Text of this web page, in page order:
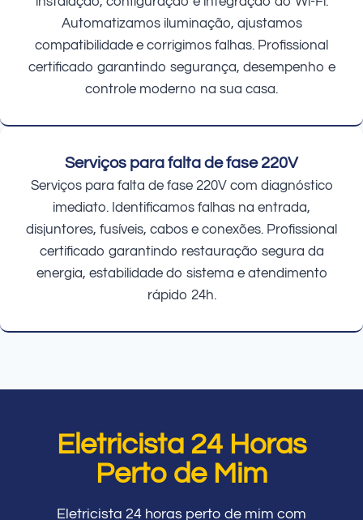
Automatizamos iluminação, ajustamos
compatibilidade e corrigimos falhas. Profissional
certificado garantindo segurança, desempenho e
controle moderno na sua casa.
Serviços para falta de fase 220V
Serviços para falta de fase 220V com diagnóstico
imediato. Identificamos falhas na entrada,
disjuntores, fusíveis, cabos e conexões. Profissional
certificado garantindo restauração segura da
energia, estabilidade do sistema e atendimento
rápido 24h.
Eletricista 24 Horas
Perto de Mim
Eletricista 24 horas perto de mim com